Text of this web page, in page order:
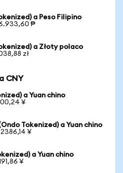
a Peso Filipino
₱
a Złoty polaco
zł
CNY
a Yuan chino
¥
Tokenized) a Yuan chino
¥
a Yuan chino
¥